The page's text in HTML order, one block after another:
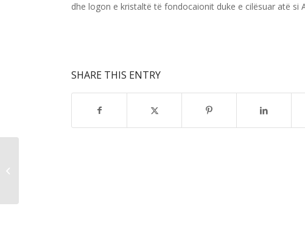
dhe logon e kristaltë të fondocaionit duke e cilësuar atë si
SHARE THIS ENTRY